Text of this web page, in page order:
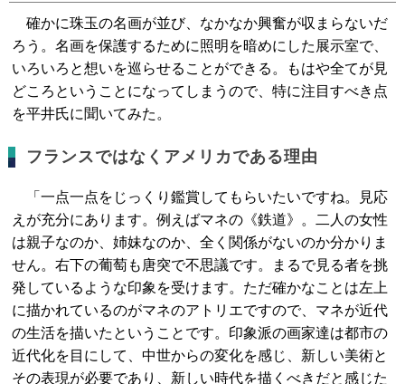
確かに珠玉の名画が並び、なかなか興奮が収まらないだ
ろう。名画を保護するために照明を暗めにした展示室で、
いろいろと想いを巡らせることができる。もはや全てが見
どころということになってしまうので、特に注目すべき点
を平井氏に聞いてみた。
フランスではなくアメリカである理由
「一点一点をじっくり鑑賞してもらいたいですね。見応
えが充分にあります。例えばマネの《鉄道》。二人の女性
は親子なのか、姉妹なのか、全く関係がないのか分かりま
せん。右下の葡萄も唐突で不思議です。まるで見る者を挑
発しているような印象を受けます。ただ確かなことは左上
に描かれているのがマネのアトリエですので、マネが近代
の生活を描いたということです。印象派の画家達は都市の
近代化を目にして、中世からの変化を感じ、新しい美術と
その表現が必要であり、新しい時代を描くべきだと感じた